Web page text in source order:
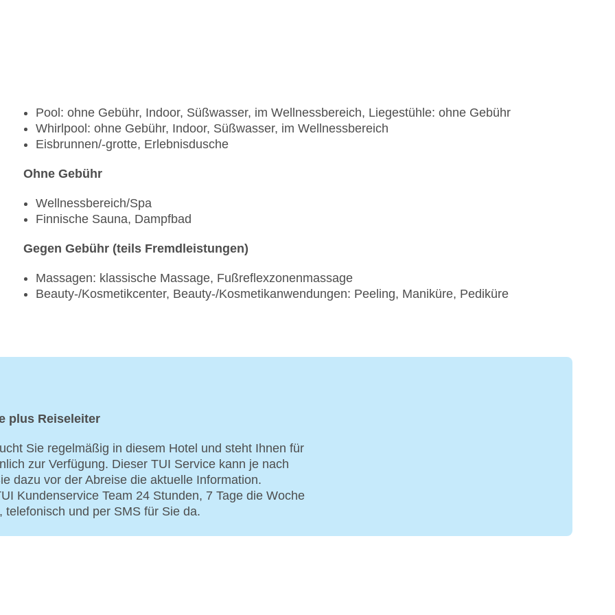
Pool: ohne Gebühr, Indoor, Süßwasser, im Wellnessbereich, Liegestühle: ohne Gebühr
Whirlpool: ohne Gebühr, Indoor, Süßwasser, im Wellnessbereich
Eisbrunnen/-grotte, Erlebnisdusche
Ohne Gebühr
Wellnessbereich/Spa
Finnische Sauna, Dampfbad
Gegen Gebühr (teils Fremdleistungen)
Massagen: klassische Massage, Fußreflexzonenmassage
Beauty-/Kosmetikcenter, Beauty-/Kosmetikanwendungen: Peeling, Maniküre, Pediküre
plus Reiseleiter
Sie regelmäßig in diesem Hotel und steht Ihnen für
zur Verfügung. Dieser TUI Service kann je nach
dazu vor der Abreise die aktuelle Information.
Kundenservice Team 24 Stunden, 7 Tage die Woche
und per SMS für Sie da.